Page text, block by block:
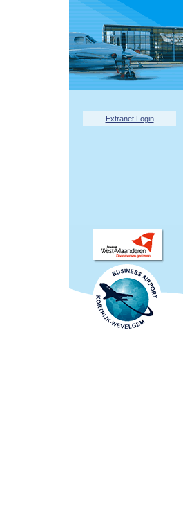
Extranet Login